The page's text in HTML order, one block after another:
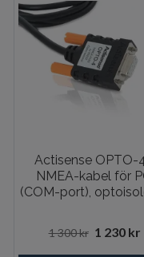
Actisense OPTO-
NMEA-kabel för
(COM-port),
1 300 kr 1 230 kr